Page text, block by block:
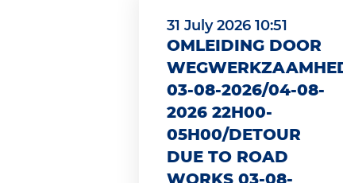
31 July 2026 10:51
OMLEIDING DOOR
03-08-2026/04-08-
2026 22H00-
05H00/DETOUR
DUE TO ROAD